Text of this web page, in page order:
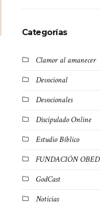
Categorías
Clamor al amanecer
Devocional
Devocionales
Discipulado Online
Estudio Bíblico
FUNDACIÓN OBED
GodCast
Noticias